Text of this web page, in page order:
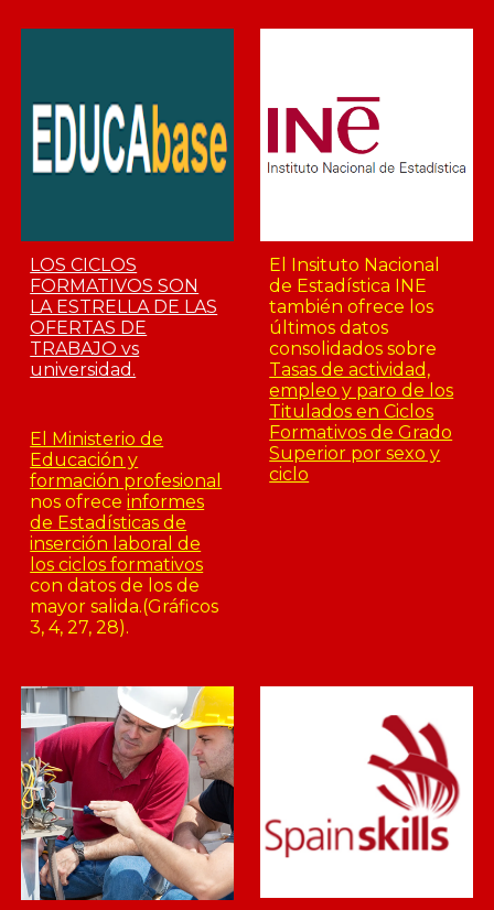
LOS CICLOS
FORMATIVOS SON
LA ESTRELLA DE LAS
OFERTAS DE
TRABAJO vs
universidad.
El Ministerio de
Educación y
formación profesional
nos ofreceinformes
de Estadísticas de
inserción laboral de
los ciclos formativos
con datos de los de
mayor salida.(Gráficos
3, 4, 27, 28).
El Insituto Nacional
de Estadística INE
también ofrece los
últimos datos
consolidados sobre
Tasas de actividad,
empleo y paro de los
Titulados en Ciclos
Formativos de Grado
Superior por sexo y
ciclo